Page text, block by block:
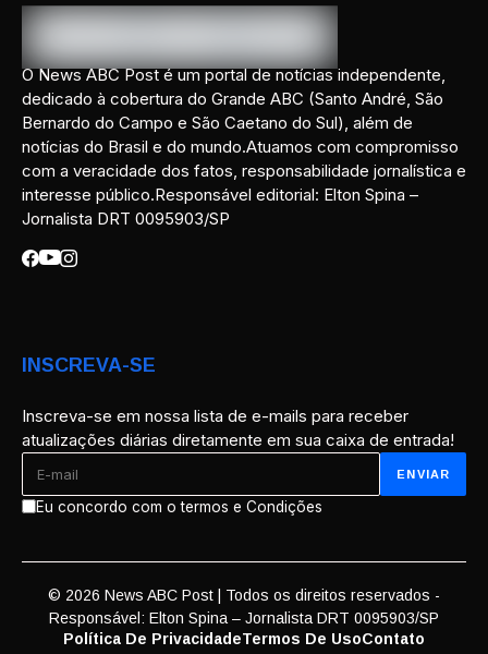
O News ABC Post é um portal de notícias independente,
dedicado à cobertura do Grande ABC (Santo André, São
Bernardo do Campo e São Caetano do Sul), além de
notícias do Brasil e do mundo.Atuamos com compromisso
com a veracidade dos fatos, responsabilidade jornalística e
interesse público.Responsável editorial: Elton Spina –
Jornalista DRT 0095903/SP
INSCREVA-SE
Inscreva-se em nossa lista de e-mails para receber
atualizações diárias diretamente em sua caixa de entrada!
Eu concordo com o termos e Condições
© 2026 News ABC Post | Todos os direitos reservados -
Responsável: Elton Spina – Jornalista DRT 0095903/SP
Política De PrivacidadeTermos De UsoContato